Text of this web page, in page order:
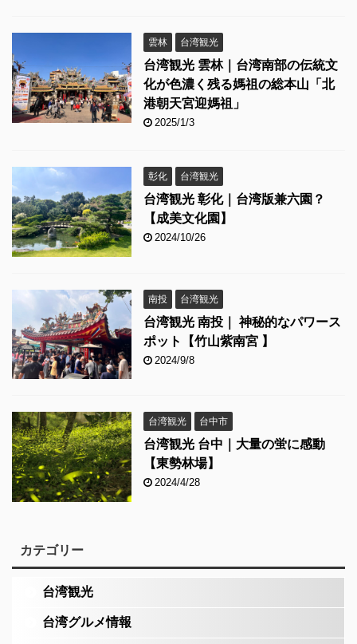
雲林 台湾観光
台湾観光 雲林｜台湾南部の伝統文
化が色濃く残る媽祖の総本山「北
港朝天宮迎媽祖」
2025/1/3
彰化 台湾観光
台湾観光 彰化｜台湾版兼六園？
【成美文化園】
2024/10/26
南投 台湾観光
台湾観光 南投｜ 神秘的なパワース
ポット【竹山紫南宮 】
2024/9/8
台湾観光 台中市
台湾観光 台中｜大量の蛍に感動
【東勢林場】
2024/4/28
カテゴリー
台湾観光
台湾グルメ情報